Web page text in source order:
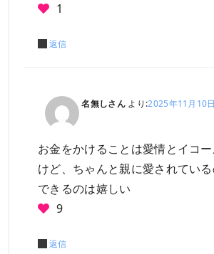
1
返信
名無しさん より:2025年11月10
お金をかけることは愛情とイコ
けど、ちゃんと親に愛されてい
できるのは嬉しい
9
返信